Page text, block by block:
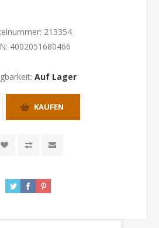
213354
4002051680466
Auf Lager
KAUFEN